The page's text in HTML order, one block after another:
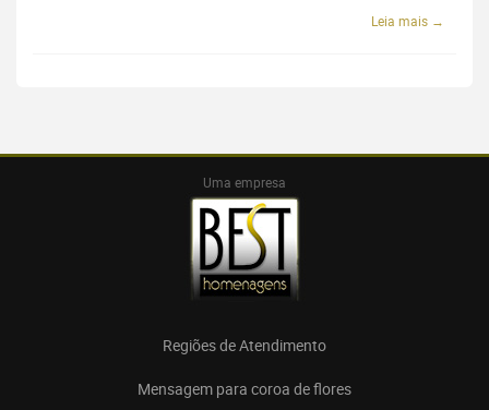
Leia mais →
Uma empresa
Regiões de Atendimento
Mensagem para coroa de flores